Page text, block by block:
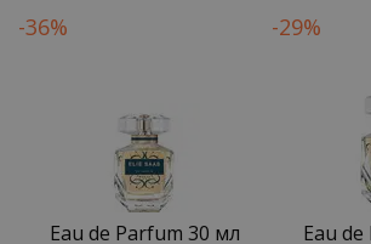
-36%
Eau de Parfum 30 мл
-29%
Eau